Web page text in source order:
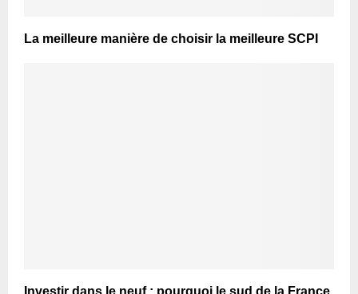
La meilleure manière de choisir la meilleure SCPI
Investir dans le neuf : pourquoi le sud de la France